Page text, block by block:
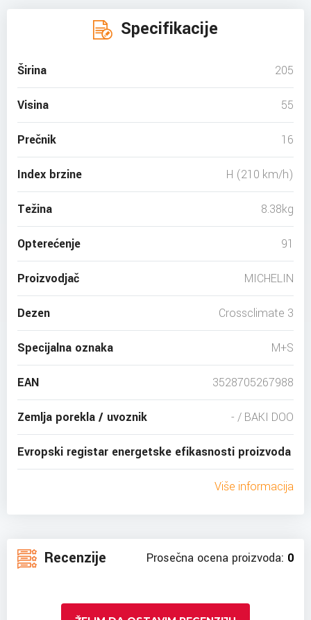
Specifikacije
Širina 205
Visina 55
Prečnik 16
Index brzine H (210 km/h)
Težina 8.38kg
Opterećenje 91
Proizvodjač MICHELIN
Dezen Crossclimate 3
Specijalna oznaka M+S
EAN 3528705267988
Zemlja porekla / uvoznik - / BAKI DOO
Evropski registar energetske efikasnosti proizvoda
Više informacija
Recenzije Prosečna ocena proizvoda: 0